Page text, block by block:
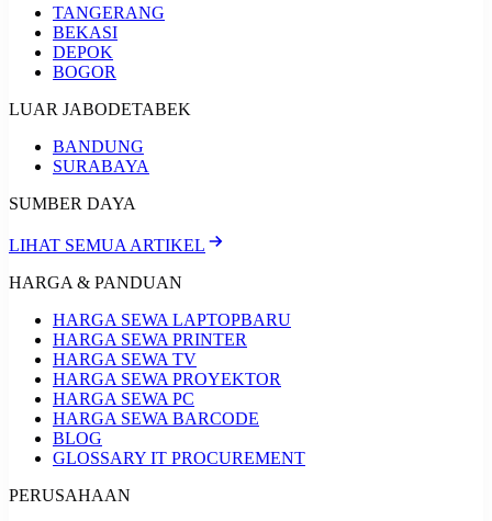
TANGERANG
BEKASI
DEPOK
BOGOR
LUAR JABODETABEK
BANDUNG
SURABAYA
SUMBER DAYA
LIHAT SEMUA ARTIKEL
HARGA & PANDUAN
HARGA SEWA LAPTOPBARU
HARGA SEWA PRINTER
HARGA SEWA TV
HARGA SEWA PROYEKTOR
HARGA SEWA PC
HARGA SEWA BARCODE
BLOG
GLOSSARY IT PROCUREMENT
PERUSAHAAN